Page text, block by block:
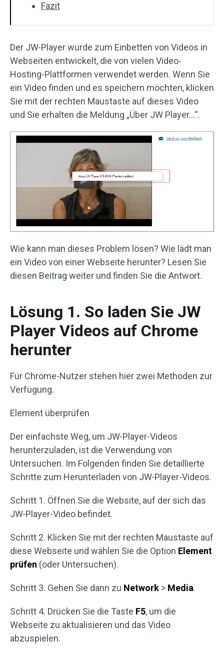
Fazit
Der JW-Player wurde zum Einbetten von Videos in
Webseiten entwickelt, die von vielen Video-
Hosting-Plattformen verwendet werden. Wenn Sie
ein Video finden und es speichern möchten, klicken
Sie mit der rechten Maustaste auf dieses Video
und Sie erhalten die Meldung „Über JW Player…“.
Wie kann man dieses Problem lösen? Wie lädt man
ein Video von einer Webseite herunter? Lesen Sie
diesen Beitrag weiter und finden Sie die Antwort.
Lösung 1. So laden Sie JW
Player Videos auf Chrome
herunter
Für Chrome-Nutzer stehen hier zwei Methoden zur
Verfügung.
Element überprüfen
Der einfachste Weg, um JW-Player-Videos
herunterzuladen, ist die Verwendung von
Untersuchen. Im Folgenden finden Sie detaillierte
Schritte zum Herunterladen von JW-Player-Videos.
Schritt 1. Öffnen Sie die Website, auf der sich das
JW-Player-Video befindet.
Schritt 2. Klicken Sie mit der rechten Maustaste auf
diese Webseite und wählen Sie die Option Element
prüfen (oder Untersuchen).
Schritt 3. Gehen Sie dann zu Network > Media.
Schritt 4. Drücken Sie die Taste F5, um die
Webseite zu aktualisieren und das Video
abzuspielen.